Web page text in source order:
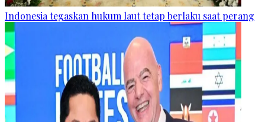
Indonesia tegaskan hukum laut tetap berlaku saat perang